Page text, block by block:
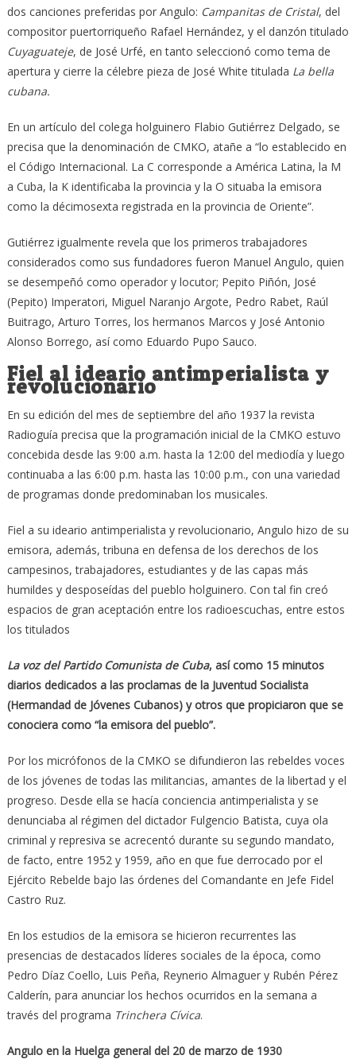
dos canciones preferidas por Angulo: Campanitas de Cristal, del
compositor puertorriqueño Rafael Hernández, y el danzón titulado
Cuyaguateje, de José Urfé, en tanto seleccionó como tema de
apertura y cierre la célebre pieza de José White titulada La bella
cubana.
En un artículo del colega holguinero Flabio Gutiérrez Delgado, se
precisa que la denominación de CMKO, atañe a “lo establecido en
el Código Internacional. La C corresponde a América Latina, la M
a Cuba, la K identificaba la provincia y la O situaba la emisora
como la décimosexta registrada en la provincia de Oriente”.
Gutiérrez igualmente revela que los primeros trabajadores
considerados como sus fundadores fueron Manuel Angulo, quien
se desempeñó como operador y locutor; Pepito Piñón, José
(Pepito) Imperatori, Miguel Naranjo Argote, Pedro Rabet, Raúl
Buitrago, Arturo Torres, los hermanos Marcos y José Antonio
Alonso Borrego, así como Eduardo Pupo Sauco.
Fiel al ideario antimperialista y
revolucionario
En su edición del mes de septiembre del año 1937 la revista
Radioguía precisa que la programación inicial de la CMKO estuvo
concebida desde las 9:00 a.m. hasta la 12:00 del mediodía y luego
continuaba a las 6:00 p.m. hasta las 10:00 p.m., con una variedad
de programas donde predominaban los musicales.
Fiel a su ideario antimperialista y revolucionario, Angulo hizo de su
emisora, además, tribuna en defensa de los derechos de los
campesinos, trabajadores, estudiantes y de las capas más
humildes y desposeídas del pueblo holguinero. Con tal fin creó
espacios de gran aceptación entre los radioescuchas, entre estos
los titulados
La voz del Partido Comunista de Cuba, así como 15 minutos
diarios dedicados a las proclamas de la Juventud Socialista
(Hermandad de Jóvenes Cubanos) y otros que propiciaron que se
conociera como “la emisora del pueblo”.
Por los micrófonos de la CMKO se difundieron las rebeldes voces
de los jóvenes de todas las militancias, amantes de la libertad y el
progreso. Desde ella se hacía conciencia antimperialista y se
denunciaba al régimen del dictador Fulgencio Batista, cuya ola
criminal y represiva se acrecentó durante su segundo mandato,
de facto, entre 1952 y 1959, año en que fue derrocado por el
Ejército Rebelde bajo las órdenes del Comandante en Jefe Fidel
Castro Ruz.
En los estudios de la emisora se hicieron recurrentes las
presencias de destacados líderes sociales de la época, como
Pedro Díaz Coello, Luis Peña, Reynerio Almaguer y Rubén Pérez
Calderín, para anunciar los hechos ocurridos en la semana a
través del programa Trinchera Cívica.
Angulo en la Huelga general del 20 de marzo de 1930